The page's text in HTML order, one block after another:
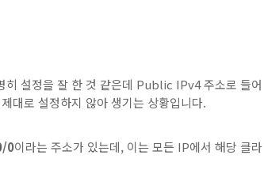
히 설정을 잘 한 것 같은데 Public IPv4 주소로 들어
대로 설정하지 않아 생기는 상황입니다.
0이라는 주소가 있는데, 이는 모든 IP에서 해당 클라